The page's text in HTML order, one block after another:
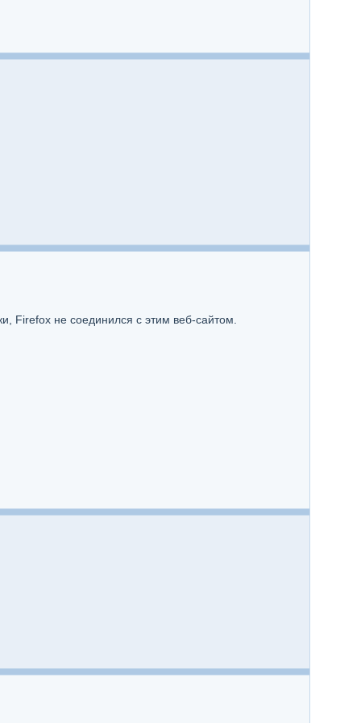
Firefox не соединился с этим веб-сайтом.